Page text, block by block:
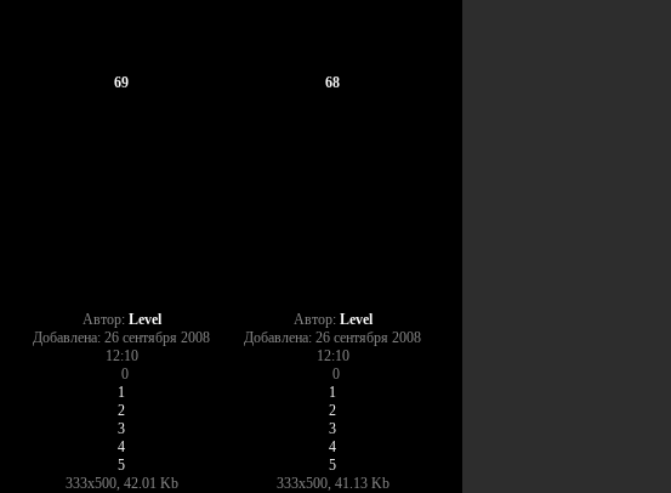
69
Автор: Level
Добавлена: 26 сентября 2008
12:10
0
1
2
3
4
5
333x500, 42.01 Kb
68
Автор: Level
Добавлена: 26 сентября 2008
12:10
0
1
2
3
4
5
333x500, 41.13 Kb